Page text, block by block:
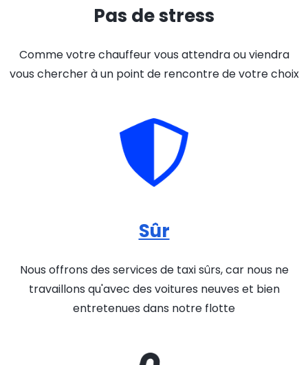
Pas de stress
Comme votre chauffeur vous attendra ou viendra
vous chercher à un point de rencontre de votre choix
Sûr
Nous offrons des services de taxi sûrs, car nous ne
travaillons qu'avec des voitures neuves et bien
entretenues dans notre flotte